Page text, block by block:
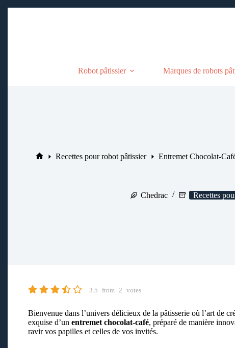
Robot pâtissier Marques de robots
Recettes pour robot pâtissier Entremet Chocolat-
Chedrac Recettes
3.5 from 2 votes
Bienvenue dans l’univers délicieux de la pâtisserie où l’art de
exquise d’un entremet chocolat-café, préparé de manière
ravir vos papilles et celles de vos invités.